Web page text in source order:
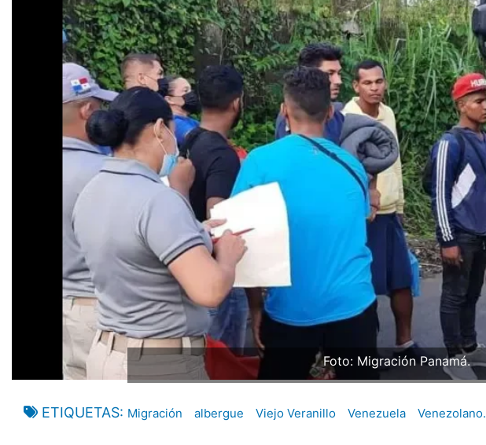
Foto: Migración Panamá.
ETIQUETAS Migración albergue Viejo Veranillo Venezuela Venezolano.